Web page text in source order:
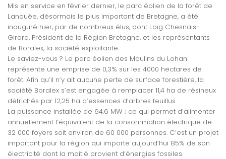
Mis en service en février dernier, le parc éolien de la forêt de
Lanouée, désormais le plus important de Bretagne, a été
inauguré hier, par de nombreux élus, dont Loïg Chesnais-
Girard, Président de la Région Bretagne, et les représentants
de Boralex, la société exploitante.
Le saviez-vous ? Le parc éolien des Moulins du Lohan
représente une emprise de 0,3% sur les 4000 hectares de
forêt. Afin qu’il n’y ait aucune perte de surface forestière, la
société Boralex s’est engagée à remplacer 11,4 ha de résineux
défrichés par 12,25 ha d’essences d’arbres feuillus.
La puissance installée de 64.6 MW ; ce qui permet d’alimenter
annuellement l’équivalent de la consommation électrique de
32 000 foyers soit environ de 60 000 personnes. C’est un projet
important pour la région qui importe aujourd’hui 85% de son
électricité dont la moitié provient d’énergies fossiles.